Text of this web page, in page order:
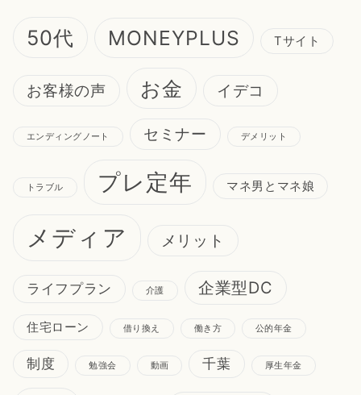
50代 MONEYPLUS Tサイト
お客様の声 お金 イデコ
エンディングノート セミナー デメリット
トラブル プレ定年 マネ男とマネ娘
メディア メリット
ライフプラン 介護 企業型DC
住宅ローン 借り換え 働き方 公的年金
制度 勉強会 動画 千葉 厚生年金